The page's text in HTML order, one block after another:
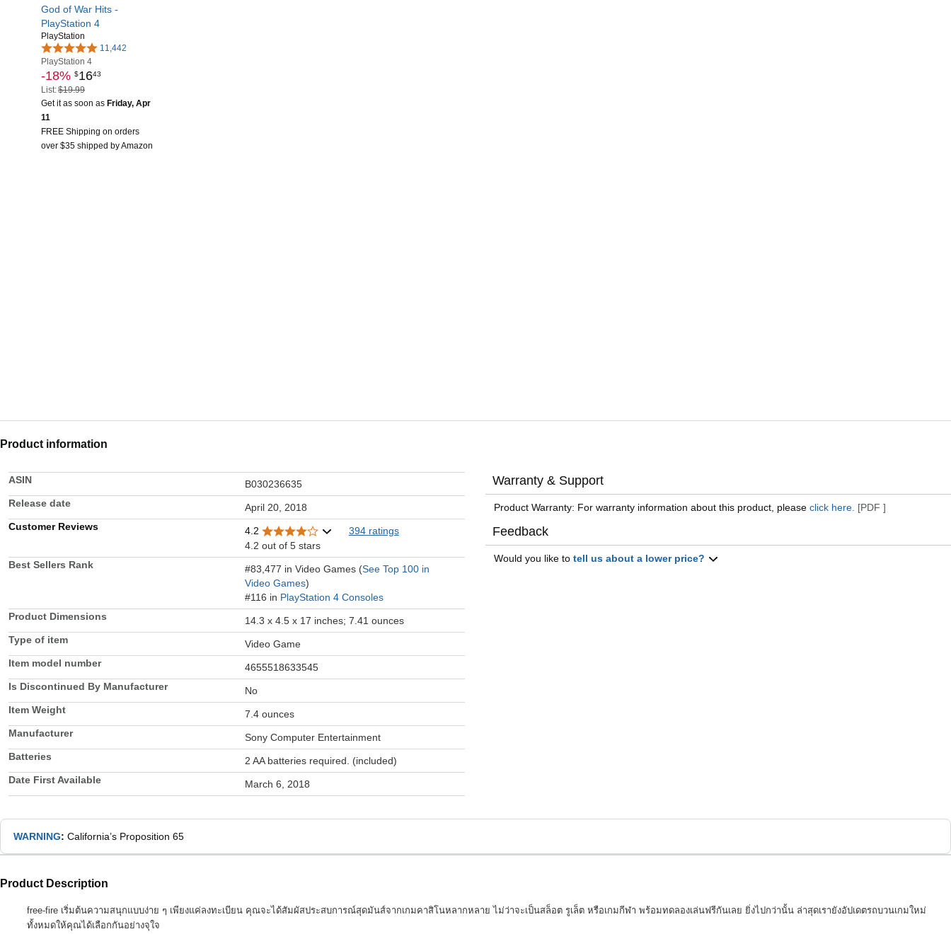
God of War Hits -
PlayStation 4
PlayStation
11,442
PlayStation 4
-18% $1643
List:$19.99
Get it as soon as Friday, Apr
11
FREE Shipping on orders
over $35 shipped by Amazon
Product information
ASIN
B030236635
Release date
April 20, 2018
Customer Reviews
4.2
394 ratings
4.2 out of 5 stars
Best Sellers Rank
#83,477 in Video Games (See Top 100 in
Video Games)
#116 in PlayStation 4 Consoles
Product Dimensions
14.3 x 4.5 x 17 inches; 7.41 ounces
Type of item
Video Game
Item model number
4655518633545
Is Discontinued By Manufacturer
No
Item Weight
7.4 ounces
Manufacturer
Sony Computer Entertainment
Batteries
2 AA batteries required. (included)
Date First Available
March 6, 2018
Warranty & Support
Product Warranty: For warranty information about this product, pleaseclick here. [PDF ]
Feedback
Would you like totell us about a lower price?
WARNING: California’s Proposition 65
Product Description
free-fire เริ่มต้นความสนุกแบบง่าย ๆ เพียงแค่ลงทะเบียน คุณจะได้สัมผัสประสบการณ์สุดมันส์จากเกมคาสิโนหลากหลาย ไม่ว่าจะเป็นสล็อต รูเล็ต หรือเกมกีฬา พร้อมทดลองเล่นฟรีกันเลย ยิ่งไปกว่านั้น ล่าสุดเรายังอัปเดตรถบวนเกมใหม่
ทั้งหมดให้คุณได้เลือกกันอย่างจุใจ